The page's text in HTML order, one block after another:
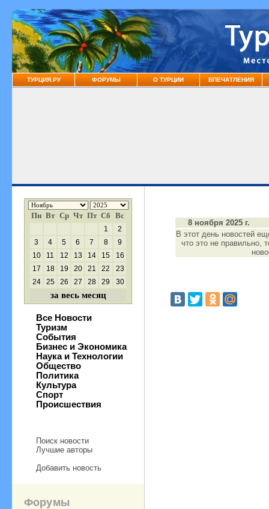
ТУРЦИЯ.РУ ФОРУМЫ О ТУРЦИИ ВПЕЧАТЛЕНИЯ
Пн Вт Ср Чт Пт Сб Вс
1
2
3
4 5 6 7 8
9
10
11 12 13 14 15
16
17
18 19 20 21 22
23
24
25 26 27 28 29 30
за весь месяц
Все Новости
Туризм
События
Бизнес и Экономика
Наука и Технологии
Общество
Политика
Культура
Спорт
Происшествия
Поиск новости
Лучшие авторы
Добавить новость
8 ноября 2025 г.
В этот день новостей
что это не правильно,
Форумы